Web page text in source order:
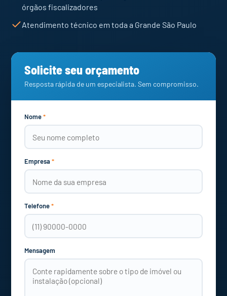
órgãos fiscalizadores
Atendimento técnico em toda a Grande São Paulo
Solicite seu orçamento
Resposta rápida de um especialista. Sem compromisso.
Nome*
Empresa *
Telefone*
Mensagem